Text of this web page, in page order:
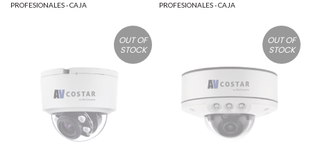
dB WDR | I/O Audio Y Alarma
| Soporta MicroSD hasta 1TB |
ONVIF | PoE | Cruce de línea |
Intrusión | Merodeo | NDAA
MOD: AV02CID201
PROFESIONALES - CAJA
H.265 | 120 dB WDR | I/O Audio
Y Alarma | Soporta MicroSD
hasta 1TB | ONVIF | PoE |
Cruce de línea | Intrusión |
Merodeo | NDAA MOD:
AV05CID200
PROFESIONALES - CAJA
OUT OF
STOCK
OUT OF
STOCK